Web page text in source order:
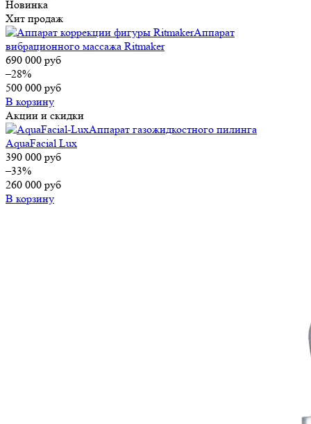
Новинка
Хит продаж
Аппарат
вибрационного массажа Ritmaker
690 000 руб
–28%
500 000 руб
В корзину
Акции и скидки
Аппарат газожидкостного пилинга
AquaFacial Lux
390 000 руб
–33%
260 000 руб
В корзину